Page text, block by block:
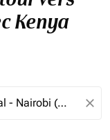
Kenya
close